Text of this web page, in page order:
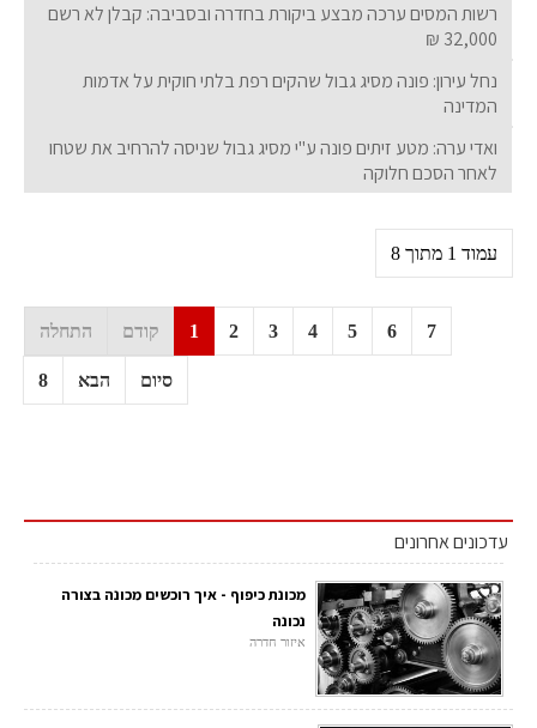
רשות המסים ערכה מבצע ביקורת בחדרה ובסביבה: קבלן לא רשם
32,000 ₪
נחל עירון: פונה מסיג גבול שהקים רפת בלתי חוקית על אדמות
המדינה
ואדי ערה: מטע זיתים פונה ע"י מסיג גבול שניסה להרחיב את שטחו
לאחר הסכם חלוקה
עמוד 1 מתוך 8
התחלה קודם 1 2 3 4 5 6 7
8 הבא סיום
עדכונים אחרונים
מכונת כיפוף - איך רוכשים מכונה בצורה
נכונה
איזור חדרה